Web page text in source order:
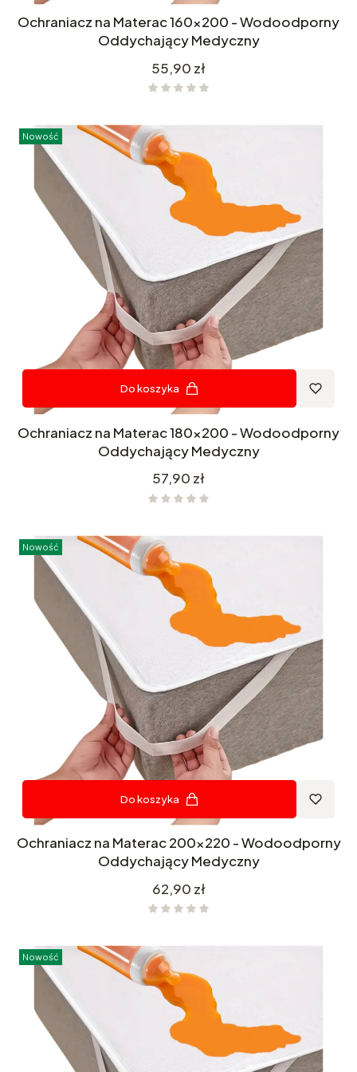
Ochraniacz na Materac 160x200 - Wodoodporny
Oddychający Medyczny
Cena
55,90 zł
Nowość
Do koszyka
Ochraniacz na Materac 180x200 - Wodoodporny
Oddychający Medyczny
Cena
57,90 zł
Nowość
Do koszyka
Ochraniacz na Materac 200x220 - Wodoodporny
Oddychający Medyczny
Cena
62,90 zł
Nowość